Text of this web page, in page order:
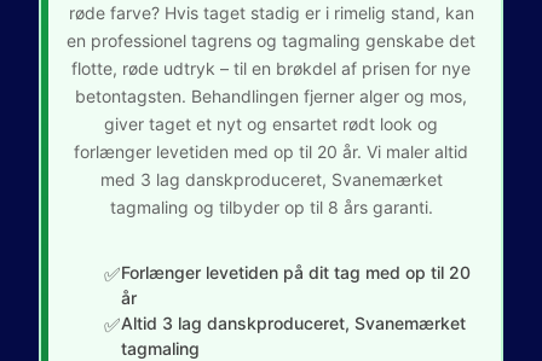
røde farve? Hvis taget stadig er i rimelig stand, kan
en professionel tagrens og tagmaling genskabe det
flotte, røde udtryk – til en brøkdel af prisen for nye
betontagsten. Behandlingen fjerner alger og mos,
giver taget et nyt og ensartet rødt look og
forlænger levetiden med op til 20 år. Vi maler altid
med 3 lag danskproduceret, Svanemærket
tagmaling og tilbyder op til 8 års garanti.
✅Forlænger levetiden på dit tag med op til 20
år
✅Altid 3 lag danskproduceret, Svanemærket
tagmaling